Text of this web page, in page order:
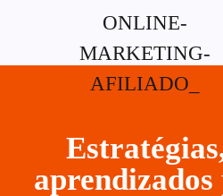
G-XVBZZCFH00pub-
5970489886047746AW-